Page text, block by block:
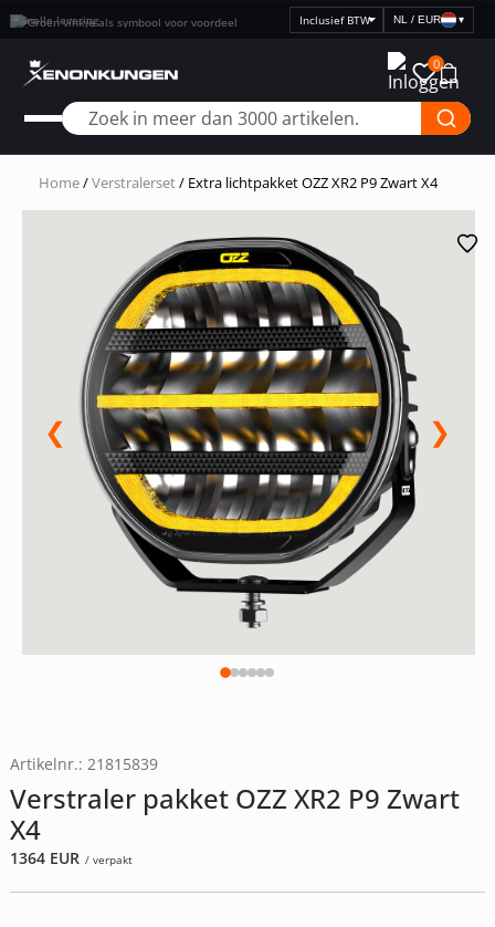
Snelle levering
Selecteer
prijsweergave
NL / EUR ▾
0
Home/Verstralerset/ Extra lichtpakket OZZ XR2 P9 Zwart X4
❮ ❯
Artikelnr.: 21815839
Verstraler pakket OZZ XR2 P9 Zwart
X4
1364 EUR / verpakt